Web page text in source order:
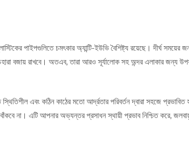
পাইপগুলিতে চমৎকার অ্যান্টি-ইউভি বৈশিষ্ট্য রয়েছে। দীর্ঘ সময়ের
চেহারা বজায় রাখবে। অতএব, তারা আরও সূর্যালোক সহ অন্দর এলাকার জন্য
এবং কঠিন কাঠের মতো আর্দ্রতার পরিবর্তন দ্বারা সহজে প্রভাবিত
না। এটি আপনার অভ্যন্তর প্রসাধন স্থায়ী প্রভাব নিশ্চিত করে,